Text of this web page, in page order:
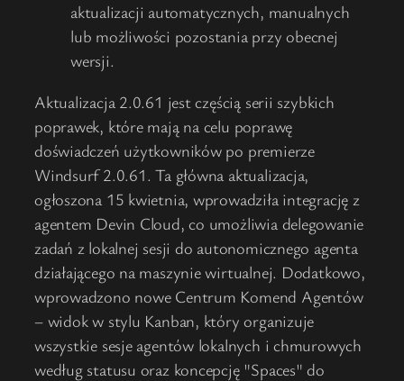
aktualizacji automatycznych, manualnych
lub możliwości pozostania przy obecnej
wersji.
Aktualizacja 2.0.61 jest częścią serii szybkich
poprawek, które mają na celu poprawę
doświadczeń użytkowników po premierze
Windsurf 2.0.61. Ta główna aktualizacja,
ogłoszona 15 kwietnia, wprowadziła integrację z
agentem Devin Cloud, co umożliwia delegowanie
zadań z lokalnej sesji do autonomicznego agenta
działającego na maszynie wirtualnej. Dodatkowo,
wprowadzono nowe Centrum Komend Agentów
– widok w stylu Kanban, który organizuje
wszystkie sesje agentów lokalnych i chmurowych
według statusu oraz koncepcję "Spaces" do